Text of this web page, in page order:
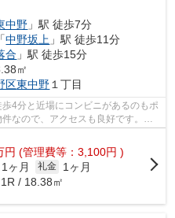
中野 」駅 徒歩7分
「中野坂上 」駅 徒歩11分
合 」駅 徒歩15分
㎡
区東中野 １丁目
4分と近場にコンビニがあるのもポ
なので、アクセスも良好です。通
円 (管理費等：3,100円 )
1ヶ月 礼金
1ヶ月
/ 18.38㎡